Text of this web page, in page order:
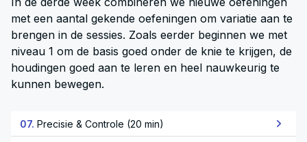
met een aantal gekende oefeningen om variatie aan te
brengen in de sessies. Zoals eerder beginnen we met
niveau 1 om de basis goed onder de knie te krijgen, de
houdingen goed aan te leren en heel nauwkeurig te
kunnen bewegen.
07. Precisie & Controle (20 min)